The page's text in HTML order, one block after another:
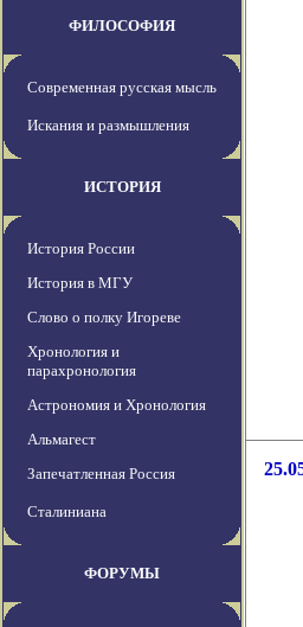
ФИЛОСОФИЯ
Современная русская мысль
Искания и размышления
ИСТОРИЯ
История России
История в МГУ
Слово о полку Игореве
Хронология и
парахронология
Астрономия и Хронология
Альмагест
Запечатленная Россия
Сталиниана
ФОРУМЫ